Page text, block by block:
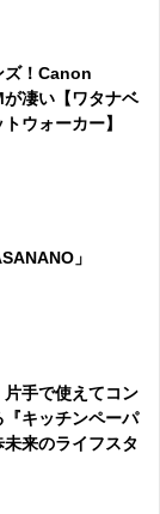
ズ！Canon
凄い【ワタナベ
ウォーカー】
」
手で使えてコン
キッチンペーパ
来のライフスタ